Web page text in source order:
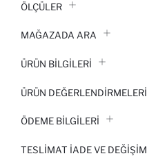
ÖLÇÜLER
MAĞAZADA ARA
ÜRÜN BILGILERI
ÜRÜN DEĞERLENDİRMELERİ
ÖDEME BİLGİLERİ
TESLIMAT İADE VE DEĞIŞIM